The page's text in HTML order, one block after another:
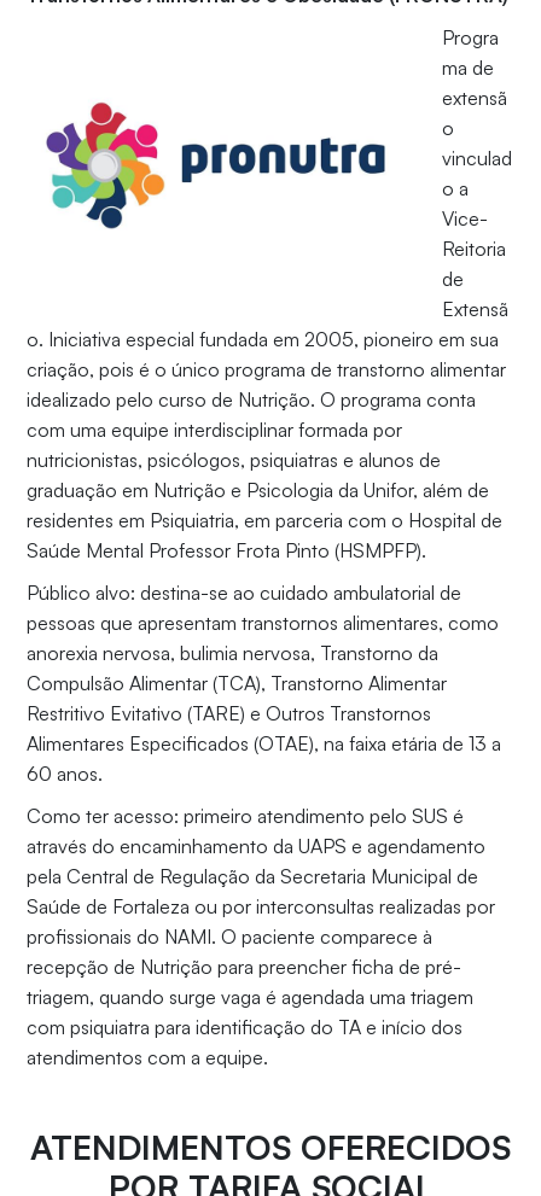
Progra
ma de
extensã
o
vinculad
o a
Vice-
Reitoria
de
Extensã
o. Iniciativa especial fundada em 2005, pioneiro em sua
criação, pois é o único programa de transtorno alimentar
idealizado pelo curso de Nutrição. O programa conta
com uma equipe interdisciplinar formada por
nutricionistas, psicólogos, psiquiatras e alunos de
graduação em Nutrição e Psicologia da Unifor, além de
residentes em Psiquiatria, em parceria com o Hospital de
Saúde Mental Professor Frota Pinto (HSMPFP).
Público alvo: destina-se ao cuidado ambulatorial de
pessoas que apresentam transtornos alimentares, como
anorexia nervosa, bulimia nervosa, Transtorno da
Compulsão Alimentar (TCA), Transtorno Alimentar
Restritivo Evitativo (TARE) e Outros Transtornos
Alimentares Especificados (OTAE), na faixa etária de 13 a
60 anos.
Como ter acesso: primeiro atendimento pelo SUS é
através do encaminhamento da UAPS e agendamento
pela Central de Regulação da Secretaria Municipal de
Saúde de Fortaleza ou por interconsultas realizadas por
profissionais do NAMI. O paciente comparece à
recepção de Nutrição para preencher ficha de pré-
triagem, quando surge vaga é agendada uma triagem
com psiquiatra para identificação do TA e início dos
atendimentos com a equipe.
ATENDIMENTOS OFERECIDOS
POR TARIFA SOCIAL